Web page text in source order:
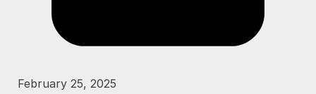
February 25, 2025